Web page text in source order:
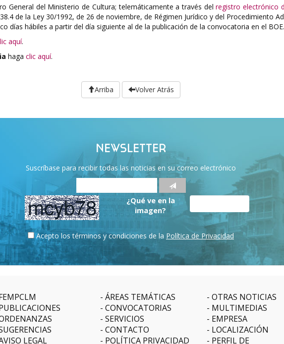
General del Ministerio de Cultura; telemáticamente a través delregistro electrónico
de la Ley 30/1992, de 26 de noviembre, de Régimen Jurídico y del Procedimiento
días hábiles a partir del día siguiente al de la publicación de la convocatoria en el BOE.
aquí.
haga clic aquí.
Arriba Volver Atrás
NEWSLETTER
Suscríbase para recibir todas las noticias en su correo electrónico
¿Qué ve en la
imagen?
Acepto los términos y condiciones de la Política de Privacidad
ÁREAS TEMÁTICAS
OTRAS NOTICIAS
CONVOCATORIAS
MULTIMEDIAS
SERVICIOS
EMPRESA
CONTACTO
LOCALIZACIÓN
LEGAL
POLÍTICA PRIVACIDAD PERFIL DE